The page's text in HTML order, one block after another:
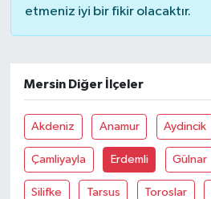
etmeniz iyi bir fikir olacaktır.
Mersin Diğer İlçeler
Akdeniz Anamur Aydincik
Çamliyayla Erdemli Gülnar
Silifke Tarsus Toroslar
Burdur Müftülüğü
Çanakkale Müftülüğü
Çankırı Müftülüğü
Çorum Müftülüğü
Ekonomi
Podcast
Bilim, Teknoloji
Biyografiler